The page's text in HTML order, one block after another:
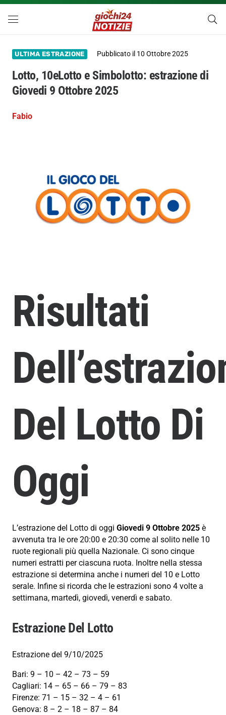
ULTIMA ESTRAZIONE Pubblicato il 10 Ottobre 2025
Lotto, 10eLotto e Simbolotto: estrazione di
Giovedi 9 Ottobre 2025
Fabio
Risultati
Del Lotto Di
Oggi
L’estrazione del Lotto di oggi Giovedi 9 Ottobre 2025 è
avvenuta tra le ore 20:00 e 20:30 come al solito nelle 10
ruote regionali più quella Nazionale. Ci sono cinque
numeri estratti per ciascuna ruota. Inoltre nella stessa
estrazione si determina anche i numeri del 10 e Lotto
serale. Infine si ricorda che le estrazioni sono 4 volte a
settimana, martedì, giovedì, venerdì e sabato.
Estrazione Del Lotto
Estrazione del 9/10/2025
Bari: 9 – 10 – 42 – 73 – 59
Cagliari: 14 – 65 – 66 – 79 – 83
Firenze: 71 – 15 – 32 – 4 – 61
Genova: 8 – 2 – 18 – 87 – 84